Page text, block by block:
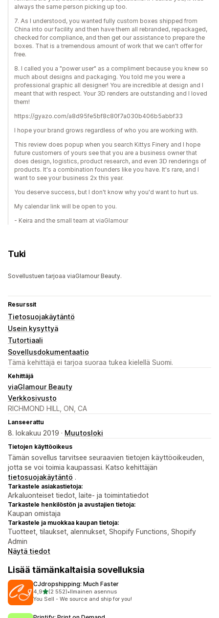
always the same person picking up too.
7. As I understood, you wanted fully custom boxes shipped from
China into our facility and then have them all rebranded, repackaged,
checked for compliance, and then get our assistance to prepare the
boxes. That is a tremendous amount of work that we can't offer for
free.
8. I called you a "power user" as a compliment because you knew so
much about designs and packaging. You told me you were a
professional graphic all designer! You are incredible at design and I
meant that with respect. Your 3D renders are outstanding and I loved
them!
https://gyazo.com/a8d95fe5bf8c80f7a030b406b5abbf33
I hope your brand grows regardless of who you are working with.
This review does popup when you search Kittys Finery and I hope
future customers of yours see that you are a business owner that
does design, logistics, product research, and even 3D renderings of
products. It's a combination founders like you have. It's rare, and I
want to see your business 2x this year.
You deserve success, but I don't know why you'd want to hurt us.
My calendar link will be open to you.
- Keira and the small team at viaGlamour
Tuki
Sovellustuen tarjoaa viaGlamour Beauty.
Resurssit
Tietosuojakäytäntö
Usein kysyttyä
Tutortiaali
Sovellusdokumentaatio
Tämä kehittäjä ei tarjoa suoraa tukea kielellä Suomi.
Kehittäjä
viaGlamour Beauty
Verkkosivusto
RICHMOND HILL, ON, CA
Lanseerattu
8. lokakuu 2019 · Muutosloki
Tietojen käyttöoikeus
Tämän sovellus tarvitsee seuraavien tietojen käyttöoikeuden,
jotta se voi toimia kaupassasi. Katso kehittäjän
tietosuojakäytäntö .
Tarkastele asiakastietoja:
Arkaluonteiset tiedot, laite- ja toimintatiedot
Tarkastele henkilöstön ja avustajien tietoja:
Kaupan omistaja
Tarkastele ja muokkaa kaupan tietoja:
Tuotteet, tilaukset, alennukset, Shopify Functions, Shopify
Admin
Näytä tiedot
Lisää tämänkaltaisia sovelluksia
CJdropshipping: Much Faster
4,9/ 5 tähteä
(2 552)
2552 arvostelua yhteensä
•Ilmainen asennus
You Sell - We source and ship for you!